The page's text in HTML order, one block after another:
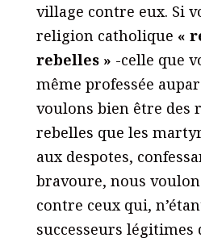
village contre eux. Si
religion catholique «
rebelles » -celle que
même professée
voulons bien être des
rebelles que les
aux despotes,
bravoure, nous
contre ceux qui,
successeurs légitimes